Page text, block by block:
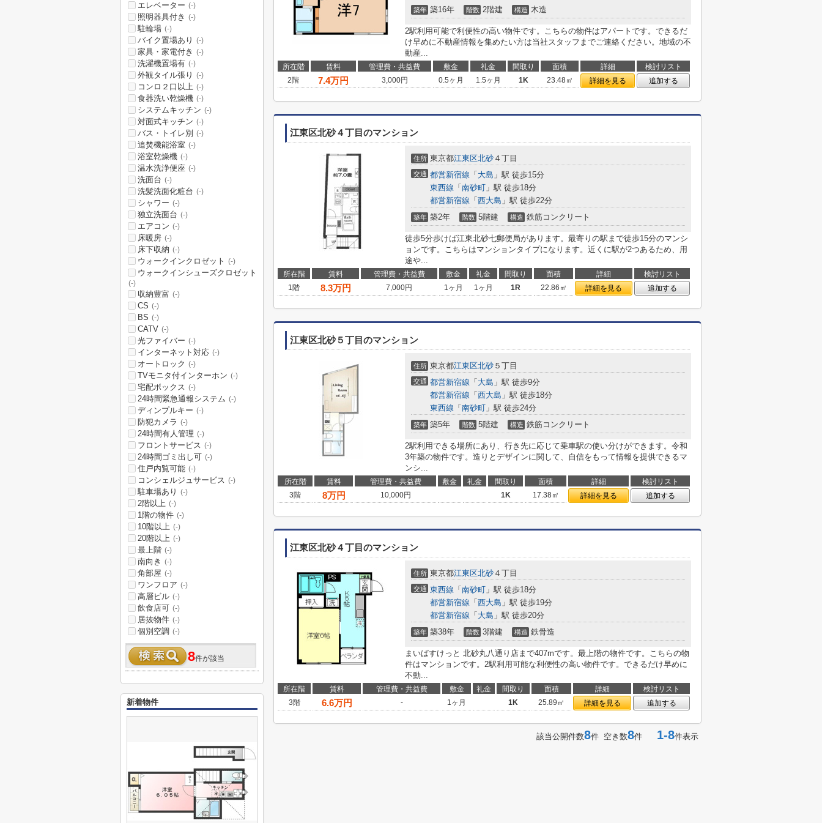
築年 築16年 階数 2階建 構造 木造
2駅利用可能で利便性の高い物件です。こちらの物件はアパートです。できるだ
け早めに不動産情報を集めたい方は当社スタッフまでご連絡ください。地域の不
動産...
所在階 賃料 管理費・共益費 敷金 礼金 間取り 面積 詳細
検討リスト
2階
7.4万円 3,000円 0.5ヶ月 1.5ヶ月 1K 23.48㎡ 詳細を見る 追加する
江東区北砂４丁目のマンション
住所 東京都江東区北砂 ４丁目
交通 都営新宿線 「 大島 」駅 徒歩15分
東西線 「 南砂町 」駅 徒歩18分
都営新宿線 「 西大島 」駅 徒歩22分
築年 築2年 階数 5階建 構造 鉄筋コンクリート
徒歩5分歩けば江東北砂七郵便局があります。最寄りの駅まで徒歩15分のマンシ
ョンです。こちらはマンションタイプになります。近くに駅が2つあるため、用
途や...
所在階 賃料 管理費・共益費 敷金 礼金 間取り 面積 詳細
検討リスト
1階
8.3万円 7,000円 1ヶ月 1ヶ月 1R 22.86㎡ 詳細を見る 追加する
江東区北砂５丁目のマンション
住所 東京都江東区北砂 ５丁目
交通 都営新宿線 「 大島 」駅 徒歩9分
都営新宿線 「 西大島 」駅 徒歩18分
東西線 「 南砂町 」駅 徒歩24分
築年 築5年 階数 5階建 構造 鉄筋コンクリート
2駅利用できる場所にあり、行き先に応じて乗車駅の使い分けができます。令和
3年築の物件です。造りとデザインに関して、自信をもって情報を提供できるマ
ンシ...
所在階 賃料 管理費・共益費 敷金 礼金 間取り 面積 詳細
検討リスト
3階
8万円 10,000円 1K 17.38㎡ 詳細を見る 追加する
江東区北砂４丁目のマンション
住所 東京都江東区北砂 ４丁目
交通 東西線 「 南砂町 」駅 徒歩18分
都営新宿線 「 西大島 」駅 徒歩19分
都営新宿線 「 大島 」駅 徒歩20分
築年 築38年 階数 3階建 構造 鉄骨造
まいばすけっと 北砂丸八通り店まで407mです。最上階の物件です。こちらの物
件はマンションです。2駅利用可能な利便性の高い物件です。できるだけ早めに
不動...
所在階 賃料 管理費・共益費 敷金 礼金 間取り 面積 詳細
検討リスト
3階
6.6万円 - 1ヶ月 1K 25.89㎡ 詳細を見る 追加する
該当公開件数8件 空き数8件 1-8件表示
エレベーター (-)
照明器具付き (-)
駐輪場 (-)
バイク置場あり (-)
家具・家電付き (-)
洗濯機置場有 (-)
外観タイル張り (-)
コンロ２口以上 (-)
食器洗い乾燥機 (-)
システムキッチン (-)
対面式キッチン (-)
バス・トイレ別 (-)
追焚機能浴室 (-)
浴室乾燥機 (-)
温水洗浄便座 (-)
洗面台 (-)
洗髪洗面化粧台 (-)
シャワー (-)
独立洗面台 (-)
エアコン (-)
床暖房 (-)
床下収納 (-)
ウォークインクロゼット (-)
ウォークインシューズクロゼット
(-)
収納豊富 (-)
CS (-)
BS (-)
CATV (-)
光ファイバー (-)
インターネット対応 (-)
オートロック (-)
TVモニタ付インターホン (-)
宅配ボックス (-)
24時間緊急通報システム (-)
ディンプルキー (-)
防犯カメラ (-)
24時間有人管理 (-)
フロントサービス (-)
24時間ゴミ出し可 (-)
住戸内覧可能 (-)
コンシェルジュサービス (-)
駐車場あり (-)
2階以上 (-)
1階の物件 (-)
10階以上 (-)
20階以上 (-)
最上階 (-)
南向き (-)
角部屋 (-)
ワンフロア (-)
高層ビル (-)
飲食店可 (-)
居抜物件 (-)
個別空調 (-)
8件が該当
新着物件